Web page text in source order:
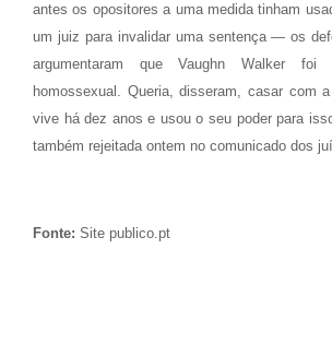
antes os opositores a uma medida tinham
um juiz para invalidar uma sentença — os
argumentaram que Vaughn Walker
homossexual. Queria, disseram, casar com
vive há dez anos e usou o seu poder para
também rejeitada ontem no comunicado dos
Fonte: Site publico.pt